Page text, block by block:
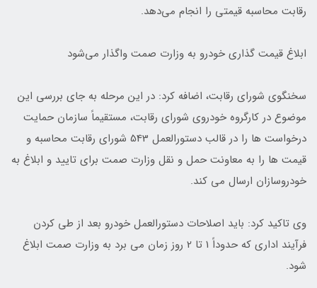
رقابت محاسبه قیمتی را انجام می‌دهد.
ابلاغ قیمت گذاری خودرو به وزارت صمت واگذار می‌شود
سخنگوی شورای رقابت، اضافه کرد: در این مرحله به جای بررسی این
موضوع در کارگروه خودروی شورای رقابت، مستقیماً سازمان حمایت
درخواست ها را در قالب دستورالعمل 543 شورای رقابت محاسبه و
قیمت ها را به معاونت حمل و نقل وزارت صمت برای تایید و ابلاغ به
خودروسازان ارسال می کند.
وی تاکید کرد: باید اصلاحات دستورالعمل خودرو بعد از طی کردن
فرآیند اداری که حدوداً 1 تا 2 روز زمان می برد به وزارت صمت ابلاغ
شود.